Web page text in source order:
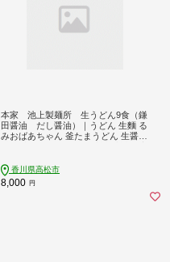
本家 池上製麺所 生うどん9食（鎌
田醤油 だし醤油）｜うどん 生麵 る
みおばあちゃん 釜たまうどん 生醤油
香川県高松市
8,000 円